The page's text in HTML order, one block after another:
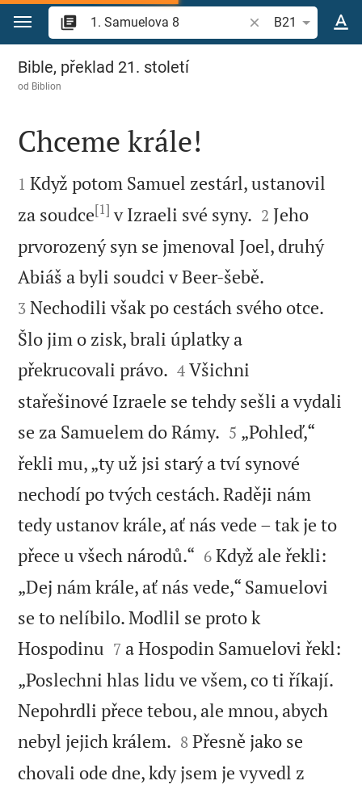
Přejít na obsah
Vyhledat biblický
B21
1. Samuelova 8
Bible, překlad 21. století
od Biblion

Chceme krále!

1 Když potom Samuel zestárl, ustanovil
za soudce[1] v Izraeli své syny. 

2 Jeho
prvorozený syn se jmenoval Joel, druhý
Abiáš a byli soudci v Beer-šebě.
3 Nechodili však po cestách svého otce.
Šlo jim o zisk, brali úplatky a
překrucovali právo. 

4 Všichni
stařešinové Izraele se tehdy sešli a vydali
se za Samuelem do Rámy. 

5 „Pohleď,“
řekli mu, „ty už jsi starý a tví synové
nechodí po tvých cestách. Raději nám
tedy ustanov krále, ať nás vede – tak je to
přece u všech národů.“ 

6 Když ale řekli:
„Dej nám krále, ať nás vede,“ Samuelovi
se to nelíbilo. Modlil se proto k
Hospodinu 

7 a Hospodin Samuelovi řekl:
„Poslechni hlas lidu ve všem, co ti říkají.
Nepohrdli přece tebou, ale mnou, abych
nebyl jejich králem. 

8 Přesně jako se
chovali ode dne, kdy jsem je vyvedl z